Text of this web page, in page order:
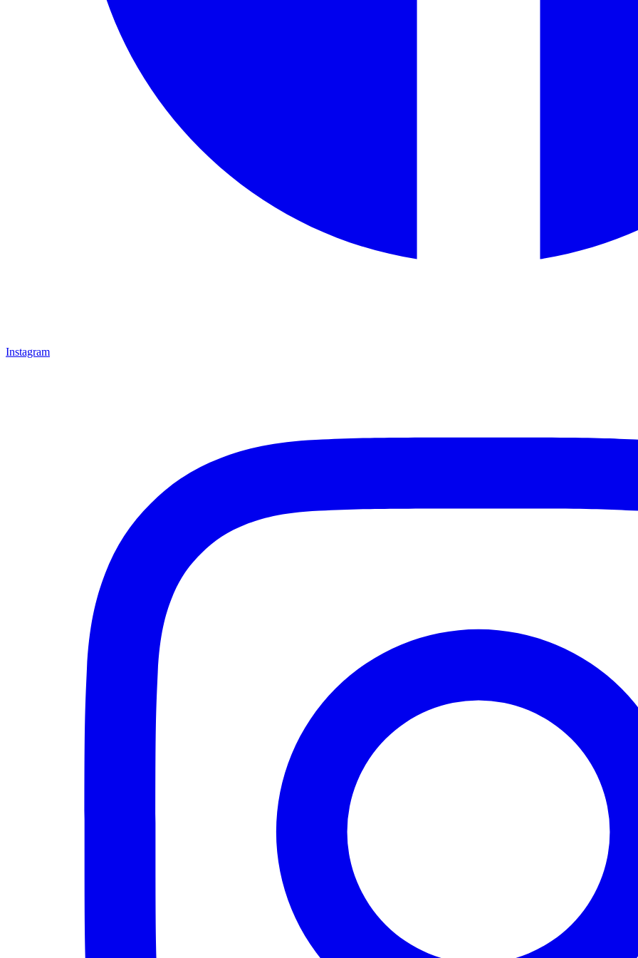
Instagram